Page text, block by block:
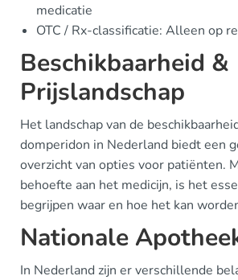
medicatie
OTC / Rx-classificatie: Alleen op
Beschikbaarheid &
Prijslandschap
Het landschap van de
domperidon in Nederland biedt een
overzicht van opties voor patiënten.
behoefte aan het medicijn, is het
begrijpen waar en hoe het kan
Nationale
In Nederland zijn er verschillende